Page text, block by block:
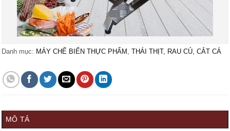
Danh mục: MÁY CHẾ BIẾN THỰC PHẨM , THÁI THỊT, RAU CỦ, CẮT CÁ
MÔ TẢ